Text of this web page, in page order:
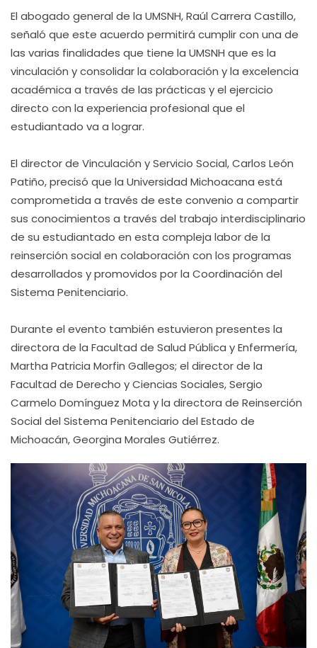
El abogado general de la UMSNH, Raúl Carrera Castillo,
señaló que este acuerdo permitirá cumplir con una de
las varias finalidades que tiene la UMSNH que es la
vinculación y consolidar la colaboración y la excelencia
académica a través de las prácticas y el ejercicio
directo con la experiencia profesional que el
estudiantado va a lograr.
El director de Vinculación y Servicio Social, Carlos León
Patiño, precisó que la Universidad Michoacana está
comprometida a través de este convenio a compartir
sus conocimientos a través del trabajo interdisciplinario
de su estudiantado en esta compleja labor de la
reinserción social en colaboración con los programas
desarrollados y promovidos por la Coordinación del
Sistema Penitenciario.
Durante el evento también estuvieron presentes la
directora de la Facultad de Salud Pública y Enfermería,
Martha Patricia Morfin Gallegos; el director de la
Facultad de Derecho y Ciencias Sociales, Sergio
Carmelo Domínguez Mota y la directora de Reinserción
Social del Sistema Penitenciario del Estado de
Michoacán, Georgina Morales Gutiérrez.